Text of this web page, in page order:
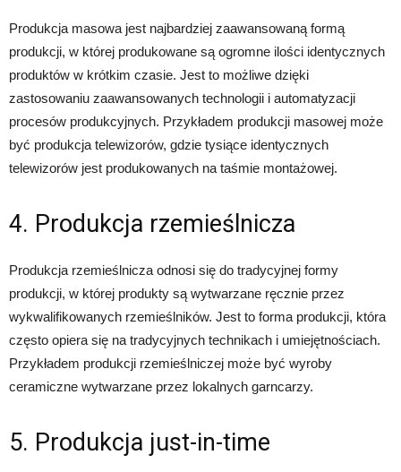
Produkcja masowa jest najbardziej zaawansowaną formą
produkcji, w której produkowane są ogromne ilości identycznych
produktów w krótkim czasie. Jest to możliwe dzięki
zastosowaniu zaawansowanych technologii i automatyzacji
procesów produkcyjnych. Przykładem produkcji masowej może
być produkcja telewizorów, gdzie tysiące identycznych
telewizorów jest produkowanych na taśmie montażowej.
4. Produkcja rzemieślnicza
Produkcja rzemieślnicza odnosi się do tradycyjnej formy
produkcji, w której produkty są wytwarzane ręcznie przez
wykwalifikowanych rzemieślników. Jest to forma produkcji, która
często opiera się na tradycyjnych technikach i umiejętnościach.
Przykładem produkcji rzemieślniczej może być wyroby
ceramiczne wytwarzane przez lokalnych garncarzy.
5. Produkcja just-in-time